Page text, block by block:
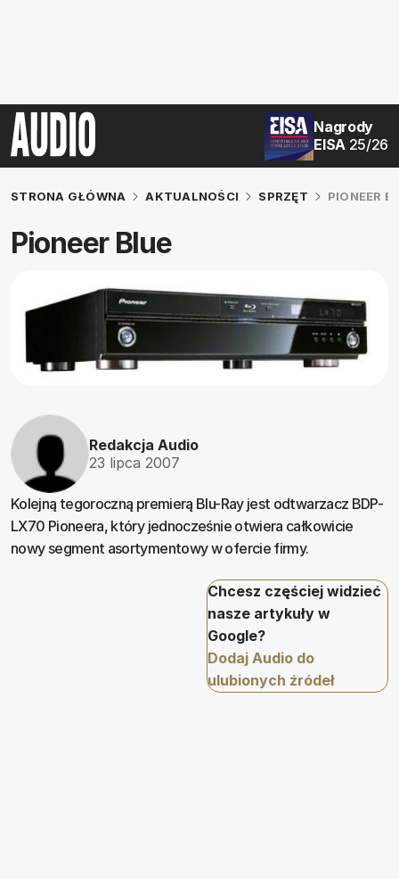
Nagrody
EISA 25/26
STRONA GŁÓWNA AKTUALNOŚCI SPRZĘT PIONEER
Pioneer Blue
Redakcja Audio
23 lipca 2007
Kolejną tegoroczną premierą Blu-Ray jest odtwarzacz BDP-
LX70 Pioneera, który jednocześnie otwiera całkowicie
nowy segment asortymentowy w ofercie firmy.
Chcesz częściej widzieć
nasze artykuły w
Google?
Dodaj Audio do
ulubionych źródeł